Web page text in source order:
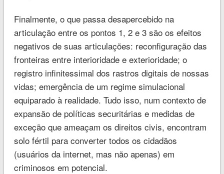
Finalmente, o que passa desapercebido na
articulação entre os pontos 1, 2 e 3 são os efeitos
negativos de suas articulações: reconfiguração das
fronteiras entre interioridade e exterioridade; o
registro infinitessimal dos rastros digitais de nossas
vidas; emergência de um regime simulacional
equiparado à realidade. Tudo isso, num contexto de
expansão de políticas securitárias e medidas de
exceção que ameaçam os direitos civis, encontram
solo fértil para converter todos os cidadãos
(usuários da internet, mas não apenas) em
criminosos em potencial.